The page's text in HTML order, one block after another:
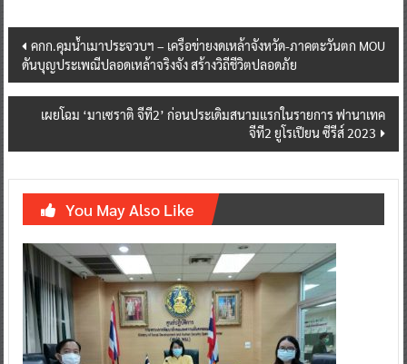
Post
navigation
คกก.คุมน้ำเมาประจวบฯ – เครือข่ายงดเหล้าจังหวัด-ภาคตะวันตก MOU
ดันบุญประเพณีปลอดเหล้าจริงจัง สร้างวิถีชีวิตปลอดภัย
เผยโฉม ‘มาเซราติ จีที2’ ก่อนประเดิมสนามแรกในรายการ ฟานาเทค
จีที2 ยูโรเปียน ซีรีส์ 2023
You May Also Like